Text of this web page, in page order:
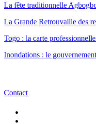
La fête traditionnelle
La Grande Retrouvaille des
Togo : la carte
Inondations : le
Contact